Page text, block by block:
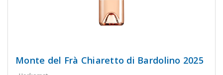
Monte del Frà Chiaretto di Bardolino 2025